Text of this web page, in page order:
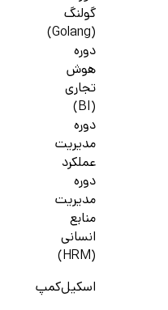
گولنگ
(Golang)
دوره
هوش
تجاری
(BI)
دوره
مدیریت
عملکرد
دوره
مدیریت
منابع
انسانی
(HRM)
اسکیل‌کمپ